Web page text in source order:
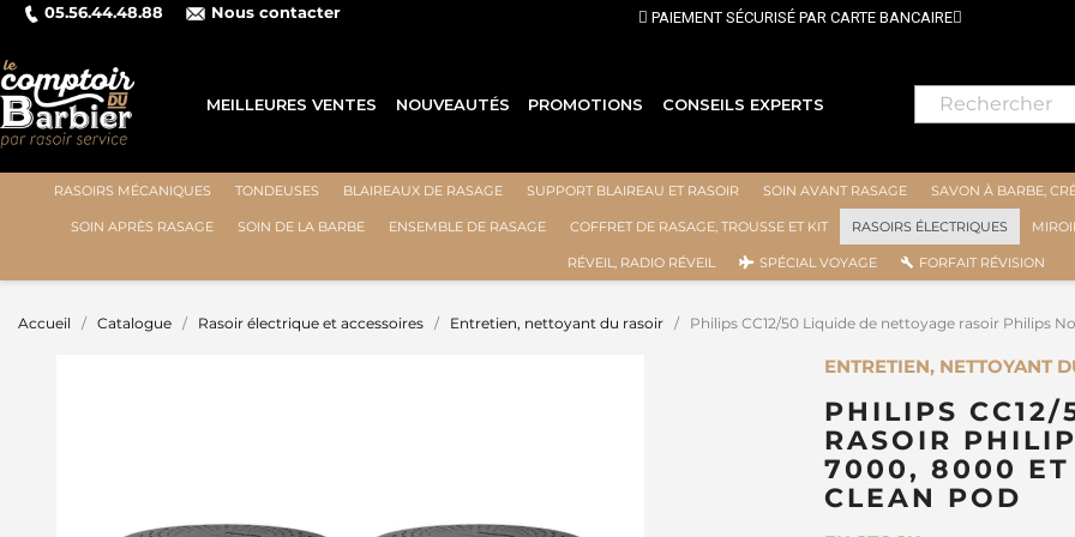
05.56.44.48.88 Nous contacter
MEILLEURES VENTES NOUVEAUTÉS PROMOTIONS CONSEILS EXPERTS
RASOIRS MÉCANIQUES TONDEUSES BLAIREAUX DE RASAGE SUPPORT BLAIREAU ET RASOIR SOIN AVANT RASAGE SAVON À BARBE,
SOIN APRÈS RASAGE SOIN DE LA BARBE ENSEMBLE DE RASAGE COFFRET DE RASAGE, TROUSSE ET KIT RASOIRS ÉLECTRIQUES
RÉVEIL, RADIO RÉVEIL SPÉCIAL VOYAGE FORFAIT RÉVISION
Accueil Catalogue Rasoir électrique et accessoires Entretien, nettoyant du rasoir Philips CC12/50 Liquide de nettoyage rasoir Philips
ENTRETIEN, NETTOYANT
PHILIPS CC12/
RASOIR
7000, 8000 ET
CLEAN POD